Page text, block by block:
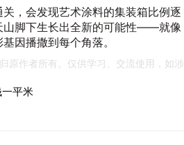
，会发现艺术涂料的集装箱比例逐
山脚下生长出全新的可能性——就像
因播撒到每个角落。
原作者所有。仅供学习、交流使用，如涉
平米